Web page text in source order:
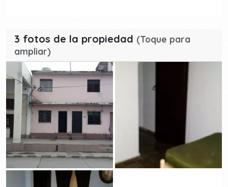
3 fotos de la propiedad (Toque para
ampliar)